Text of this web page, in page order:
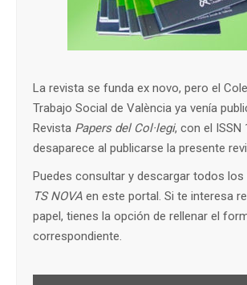
La revista se funda ex novo, pero el
Trabajo Social de València ya venía
Revista Papers del Col·legi, con el ISSN
desaparece al publicarse la presente
Puedes consultar y descargar todos los
TS NOVA en este portal. Si te interesa
papel, tienes la opción de rellenar el
correspondiente.